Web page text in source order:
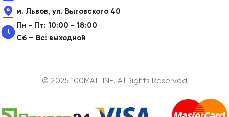
м. Львов, ул. Выговского 40
Пн - Пт: 10:00 - 18:00
Сб – Вс: выходной
© 2025 100MATLINE, All Rights Reserved